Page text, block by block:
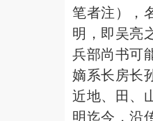
笔者注），
明，即吴亮
兵部尚书可
嫡系长房长
近地、田、
明迄今，沿